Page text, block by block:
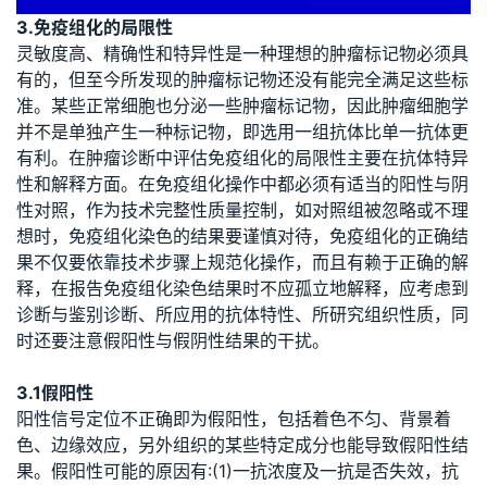
3.免疫组化的局限性
灵敏度高、精确性和特异性是一种理想的肿瘤标记物必须具
有的，但至今所发现的肿瘤标记物还没有能完全满足这些标
准。某些正常细胞也分泌一些肿瘤标记物，因此肿瘤细胞学
并不是单独产生一种标记物，即选用一组抗体比单一抗体更
有利。在肿瘤诊断中评估免疫组化的局限性主要在抗体特异
性和解释方面。在免疫组化操作中都必须有适当的阳性与阴
性对照，作为技术完整性质量控制，如对照组被忽略或不理
想时，免疫组化染色的结果要谨慎对待，免疫组化的正确结
果不仅要依靠技术步骤上规范化操作，而且有赖于正确的解
释，在报告免疫组化染色结果时不应孤立地解释，应考虑到
诊断与鉴别诊断、所应用的抗体特性、所研究组织性质，同
时还要注意假阳性与假阴性结果的干扰。
3.1假阳性
阳性信号定位不正确即为假阳性，包括着色不匀、背景着
色、边缘效应，另外组织的某些特定成分也能导致假阳性结
果。假阳性可能的原因有:(1)一抗浓度及一抗是否失效，抗